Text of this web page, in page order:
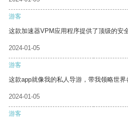
游客
这款加速器VPM应用程序提供了顶级的安
2024-01-05
游客
这款app就像我的私人导游，带我领略世界
2024-01-05
游客